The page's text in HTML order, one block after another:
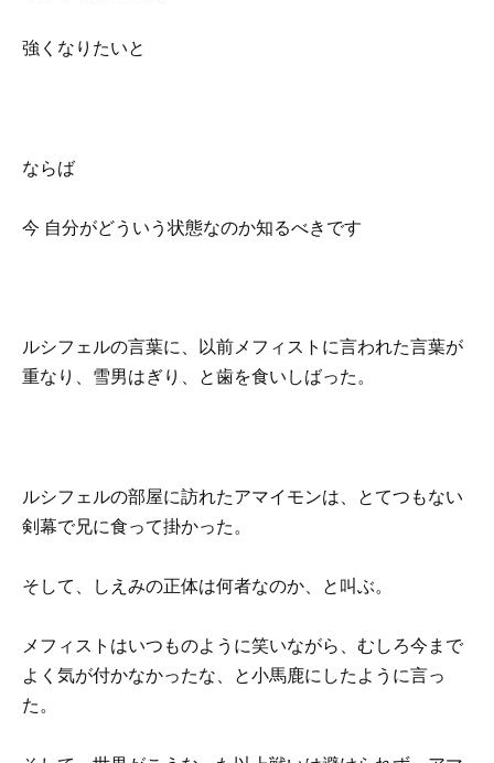
強くなりたいと
ならば
今 自分がどういう状態なのか知るべきです
ルシフェルの言葉に、以前メフィストに言われた言葉が
重なり、雪男はぎり、と歯を食いしばった。
ルシフェルの部屋に訪れたアマイモンは、とてつもない
剣幕で兄に食って掛かった。
そして、しえみの正体は何者なのか、と叫ぶ。
メフィストはいつものように笑いながら、むしろ今まで
よく気が付かなかったな、と小馬鹿にしたように言っ
た。